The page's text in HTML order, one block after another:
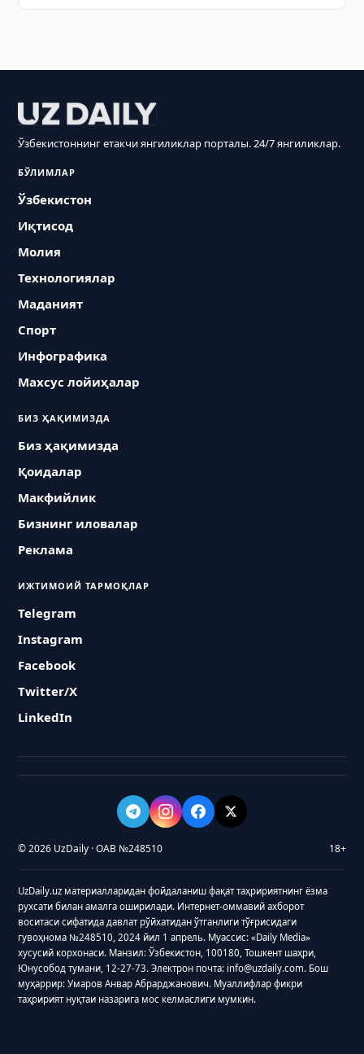
Ўзбекистоннинг етакчи янгиликлар порталы. 24/7 янгиликлар.
БЎЛИМЛАР
Ўзбекистон
Иқтисод
Молия
Технологиялар
Маданият
Спорт
Инфографика
Махсус лойиҳалар
БИЗ ҲАҚИМИЗДА
Биз ҳақимизда
Қоидалар
Макфийлик
Бизнинг иловалар
Реклама
ИЖТИМОИЙ ТАРМОҚЛАР
Telegram
Instagram
Facebook
Twitter/X
LinkedIn
© 2026 UzDaily · ОАВ №248510 18+
UzDaily.uz материалларидан фойдаланиш фақат таҳририятнинг ёзма
рухсати билан амалга оширилади. Интернет-оммавий ахборот
воситаси сифатида давлат рўйхатидан ўтганлиги тўғрисидаги
гувоҳнома №248510, 2024 йил 1 апрель. Муассис: «Daily Media»
хусусий корхонаси. Манзил: Ўзбекистон, 100180, Тошкент шаҳри,
Юнусобод тумани, 12-27-73. Электрон почта: info@uzdaily.com. Бош
муҳаррир: Умаров Анвар Абрарджанович. Муаллифлар фикри
таҳририят нуқтаи назарига мос келмаслиги мумкин.